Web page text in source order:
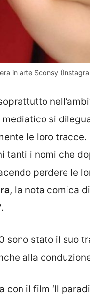
in arte Sconsy
si
le loro tracce.
tanti i nomi che
perdere le
, la nota comica
.
sono stato il suo
alla
con il film ‘Il